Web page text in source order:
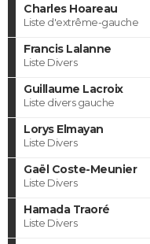
Charles Hoareau
Liste d'extrême-gauche
Francis Lalanne
Liste Divers
Guillaume Lacroix
Liste divers gauche
Lorys Elmayan
Liste Divers
Gaël Coste-Meunier
Liste Divers
Hamada Traoré
Liste Divers